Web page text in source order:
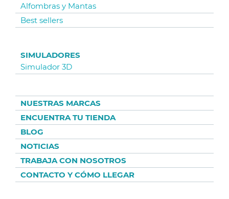
Alfombras y Mantas
Best sellers
SIMULADORES
Simulador 3D
NUESTRAS MARCAS
ENCUENTRA TU TIENDA
BLOG
NOTICIAS
TRABAJA CON NOSOTROS
CONTACTO Y CÓMO LLEGAR